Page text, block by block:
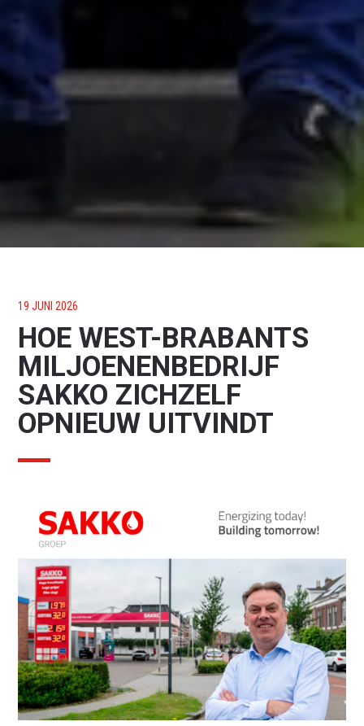
19 JUNI 2026
HOE WEST-BRABANTS
MILJOENENBEDRIJF
SAKKO ZICHZELF
OPNIEUW UITVINDT